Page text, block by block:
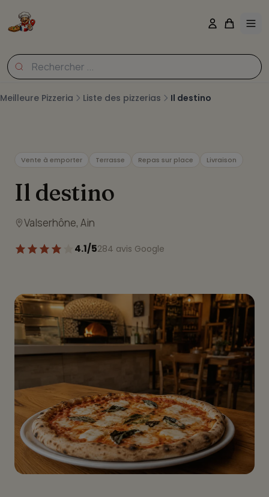
Meilleure Pizzeria Liste des pizzerias Il destino
Vente à emporter Terrasse Repas sur place Livraison
Il destino
Valserhône, Ain
4.1/5284 avis Google